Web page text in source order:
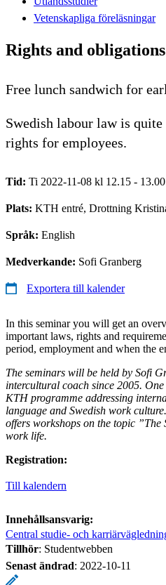
Vetenskapliga föreläsningar
Rights and
Free lunch sandwich for
Swedish labour law is
rights for employees.
Tid: Ti 2022-11-08 kl 12.15 - 13.00
Plats: KTH entré, Drottning
Språk: English
Medverkande: Sofi Granberg
Exportera till kalender
In this seminar you will get an
important laws, rights and
period, employment and when the
The seminars will be held by Sofi
intercultural coach since 2005.
KTH programme addressing
language and Swedish work
offers workshops on the topic ”The
work life.
Registration:
Till kalendern
Innehållsansvarig:
Central studie- och
Tillhör: Studentwebben
Senast ändrad: 2022-10-11